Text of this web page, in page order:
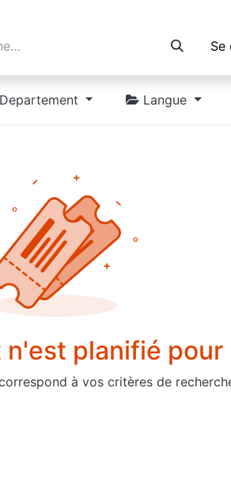
Se
Langue
n'est planifié
à vos critères de